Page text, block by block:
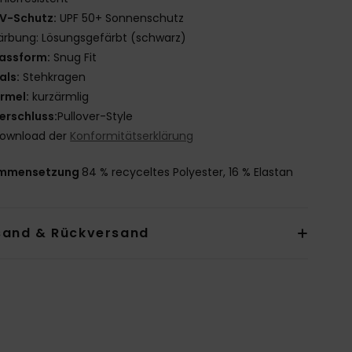
Schutz: UPF 50+ Sonnenschutz
Lösungsgefärbt (schwarz)
Snug Fit
Stehkragen
kurzärmlig
Pullover-Style
der Konformitätserklärung
84 % recyceltes Polyester, 16 % Elastan
& Rückversand